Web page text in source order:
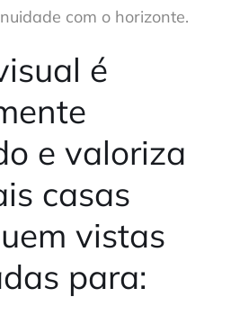
com o horizonte.
é
e valoriza
casas
vistas
para: